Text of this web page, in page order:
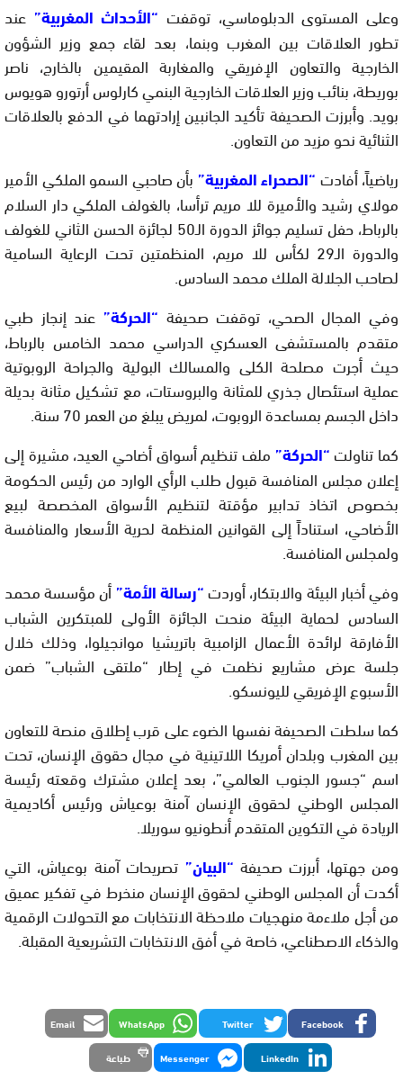
وعلى المستوى الدبلوماسي، توقفت “الأحداث المغربية” عند
تطور العلاقات بين المغرب وبنما، بعد لقاء جمع وزير الشؤون
الخارجية والتعاون الإفريقي والمغاربة المقيمين بالخارج، ناصر
بوريطة، بنائب وزير العلاقات الخارجية البنمي كارلوس أرتورو هويوس
بويد. وأبرزت الصحيفة تأكيد الجانبين إرادتهما في الدفع بالعلاقات
الثنائية نحو مزيد من التعاون.
رياضياً، أفادت“الصحراء المغربية” بأن صاحبي السمو الملكي الأمير
مولاي رشيد والأميرة للا مريم ترأسا، بالغولف الملكي دار السلام
بالرباط، حفل تسليم جوائز الدورة الـ50 لجائزة الحسن الثاني للغولف
والدورة الـ29 لكأس للا مريم، المنظمتين تحت الرعاية السامية
لصاحب الجلالة الملك محمد السادس.
وفي المجال الصحي، توقفت صحيفة “الحركة” عند إنجاز طبي
متقدم بالمستشفى العسكري الدراسي محمد الخامس بالرباط،
حيث أجرت مصلحة الكلى والمسالك البولية والجراحة الروبوتية
عملية استئصال جذري للمثانة والبروستات، مع تشكيل مثانة بديلة
داخل الجسم بمساعدة الروبوت، لمريض يبلغ من العمر 70 سنة.
كما تناولت“الحركة” ملف تنظيم أسواق أضاحي العيد، مشيرة إلى
إعلان مجلس المنافسة قبول طلب الرأي الوارد من رئيس الحكومة
بخصوص اتخاذ تدابير مؤقتة لتنظيم الأسواق المخصصة لبيع
الأضاحي، استناداً إلى القوانين المنظمة لحرية الأسعار والمنافسة
ولمجلس المنافسة.
وفي أخبار البيئة والابتكار، أوردت“رسالة الأمة”أن مؤسسة محمد
السادس لحماية البيئة منحت الجائزة الأولى للمبتكرين الشباب
الأفارقة لرائدة الأعمال الزامبية باتريشيا موانجيلوا، وذلك خلال
جلسة عرض مشاريع نظمت في إطار “ملتقى الشباب” ضمن
الأسبوع الإفريقي لليونسكو.
كما سلطت الصحيفة نفسها الضوء على قرب إطلاق منصة للتعاون
بين المغرب وبلدان أمريكا اللاتينية في مجال حقوق الإنسان، تحت
اسم “جسور الجنوب العالمي”، بعد إعلان مشترك وقعته رئيسة
المجلس الوطني لحقوق الإنسان آمنة بوعياش ورئيس أكاديمية
الريادة في التكوين المتقدم أنطونيو سوريلا.
ومن جهتها، أبرزت صحيفة “البيان” تصريحات آمنة بوعياش، التي
أكدت أن المجلس الوطني لحقوق الإنسان منخرط في تفكير عميق
من أجل ملاءمة منهجيات ملاحظة الانتخابات مع التحولات الرقمية
والذكاء الاصطناعي، خاصة في أفق الانتخابات التشريعية المقبلة.
Facebook
Twitter
WhatsApp
Email
LinkedIn
Messenger طباعة